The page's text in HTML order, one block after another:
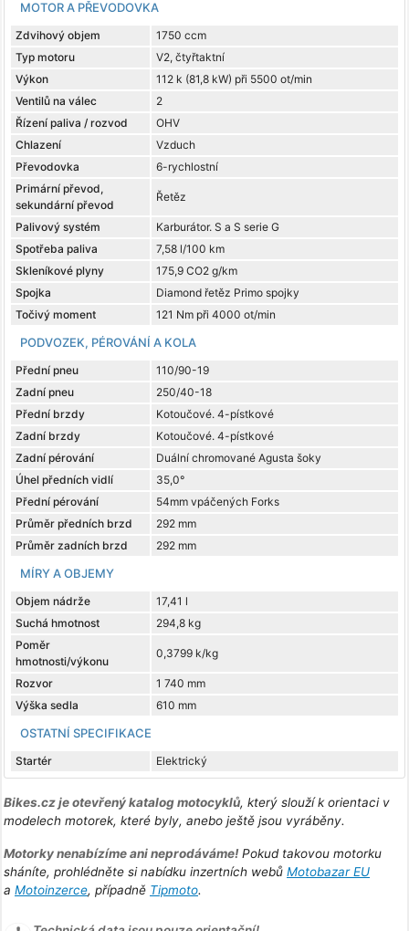
MOTOR A PŘEVODOVKA
Zdvihový objem
1750 ccm
Typ motoru
V2, čtyřtaktní
Výkon
112 k (81,8 kW) při 5500 ot/min
Ventilů na válec
2
Řízení paliva / rozvod
OHV
Chlazení
Vzduch
Převodovka
6-rychlostní
Primární převod,
sekundární převod
Řetěz
Palivový systém
Karburátor. S a S serie G
Spotřeba paliva
7,58 l/100 km
Skleníkové plyny
175,9 CO2 g/km
Spojka
Diamond řetěz Primo spojky
Točivý moment
121 Nm při 4000 ot/min
PODVOZEK, PÉROVÁNÍ A KOLA
Přední pneu
110/90-19
Zadní pneu
250/40-18
Přední brzdy
Kotoučové. 4-pístkové
Zadní brzdy
Kotoučové. 4-pístkové
Zadní pérování
Duální chromované Agusta šoky
Úhel předních vidlí
35,0°
Přední pérování
54mm vpáčených Forks
Průměr předních brzd
292 mm
Průměr zadních brzd
292 mm
MÍRY A OBJEMY
Objem nádrže
17,41 l
Suchá hmotnost
294,8 kg
Poměr
hmotnosti/výkonu
0,3799 k/kg
Rozvor
1 740 mm
Výška sedla
610 mm
OSTATNÍ SPECIFIKACE
Startér Elektrický
Bikes.cz je otevřený katalog motocyklů, který slouží k orientaci v
modelech motorek, které byly, anebo ještě jsou vyráběny.
Motorky nenabízíme ani neprodáváme!Pokud takovou motorku
sháníte, prohlédněte si nabídku inzertních webů Motobazar EU
a Motoinzerce, případně Tipmoto.